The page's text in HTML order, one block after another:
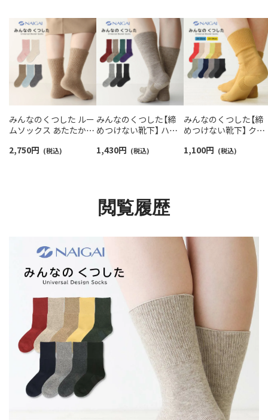
みんなのくつした ルー
ムソックス あたたかア
【締めつけない靴下】 ク
2,750円 (税込)
みんなのくつした【締
めつけない靴下】 ハイ
ふんわりガーゼ ちょう
1,430円 (税込)
みんなのくつした【締
めつけない靴下】 クル
【20-22cm】【22-24cm
1,100円 (税込)
閲覧履歴